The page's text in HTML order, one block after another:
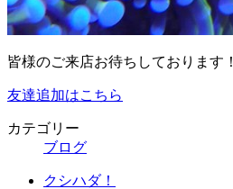
皆様のご来店お待ちしております！
友達追加はこちら
カテゴリー
ブログ
クシハダ！